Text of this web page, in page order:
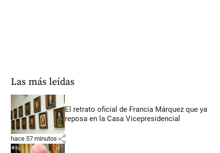
Las más leídas
El retrato oficial de Francia Márquez que ya
reposa en la Casa Vicepresidencial
hace 57 minutos share